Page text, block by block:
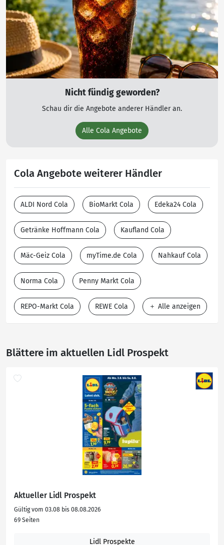
Nicht fündig geworden?
Schau dir die Angebote anderer Händler an.
Alle Cola Angebote
Cola Angebote weiterer Händler
ALDI Nord Cola BioMarkt Cola Edeka24 Cola
Getränke Hoffmann Cola Kaufland Cola
Mäc-Geiz Cola myTime.de Cola Nahkauf Cola
Norma Cola Penny Markt Cola
REPO-Markt Cola REWE Cola Alle anzeigen
Blättere im aktuellen Lidl Prospekt
Aktueller Lidl Prospekt
Gültig vom 03.08 bis 08.08.2026
69 Seiten
Lidl Prospekte